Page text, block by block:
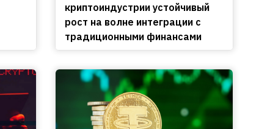
криптоиндустрии устойчивый
рост на волне интеграции с
традиционными финансами